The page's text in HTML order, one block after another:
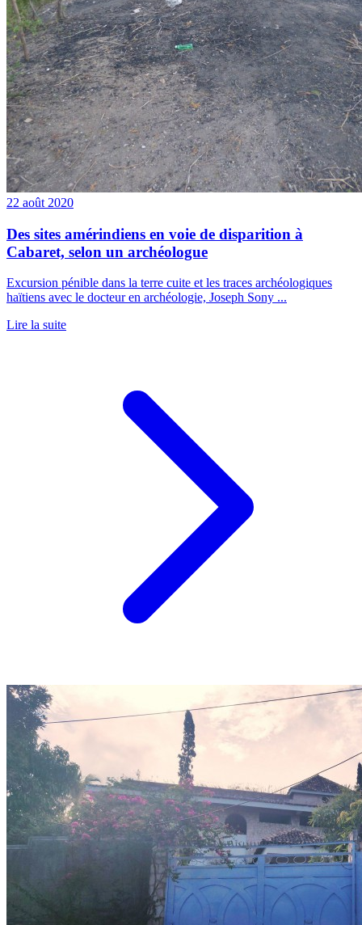
22 août 2020
Des sites amérindiens en voie de disparition à
Cabaret, selon un archéologue
Excursion pénible dans la terre cuite et les traces archéologiques
haïtiens avec le docteur en archéologie, Joseph Sony ...
Lire la suite